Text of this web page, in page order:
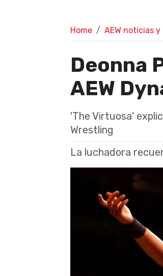
Home AEW noticias y
Deonna
AEW
'The Virtuosa'
Wrestling
La luchadora